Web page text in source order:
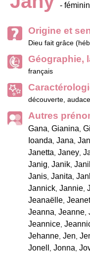
- féminin
Origine et
Dieu fait grâce
Géographie,
français
découverte,
Autres
Gana, Gianina,
Ioanda, Jana,
Janetta, Janey,
Janig, Janik,
Janis, Janita,
Jannick, Jannie,
Jeanaëlle,
Jeanna, Jeanne,
Jeannice,
Jehanne, Jen,
Jonell , Jonna,